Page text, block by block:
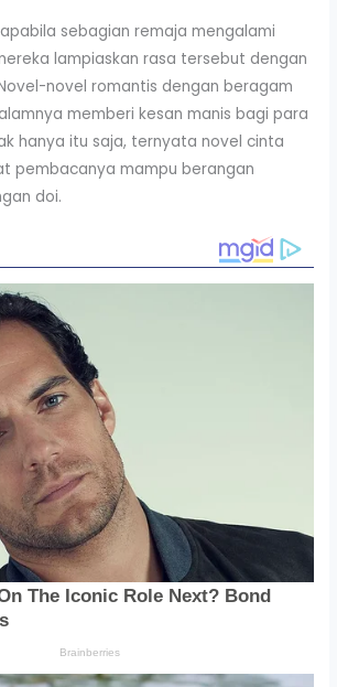
sebagian remaja mengalami
lampiaskan rasa tersebut dengan
novel romantis dengan beragam
memberi kesan manis bagi para
hanya itu saja, ternyata novel cinta
pembacanya mampu berangan
doi.